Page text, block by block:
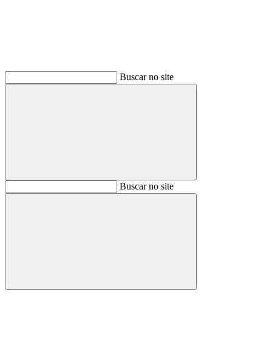
Buscar no site
BuscarBuscar no site
Buscar